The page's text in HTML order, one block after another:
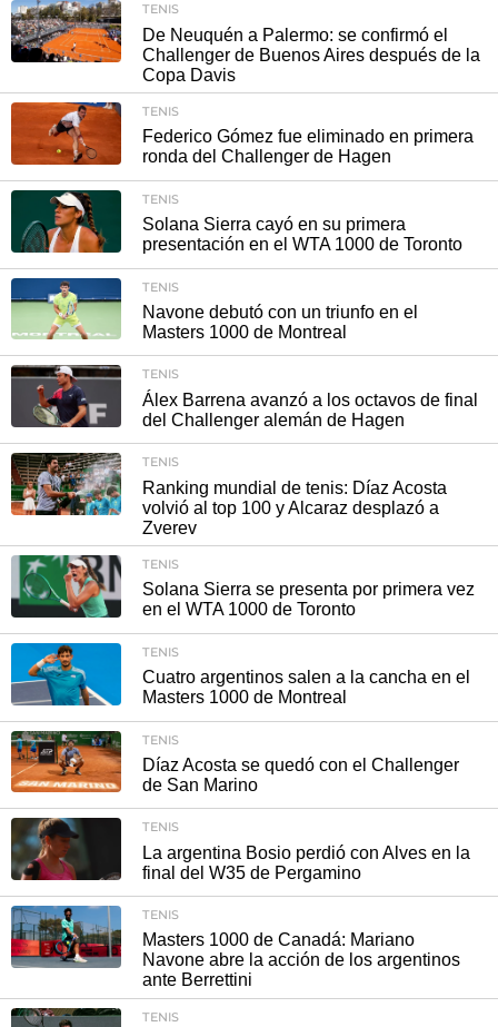
TENIS
De Neuquén a Palermo: se confirmó el
Challenger de Buenos Aires después de la
Copa Davis
TENIS
Federico Gómez fue eliminado en primera
ronda del Challenger de Hagen
TENIS
Solana Sierra cayó en su primera
presentación en el WTA 1000 de Toronto
TENIS
Navone debutó con un triunfo en el
Masters 1000 de Montreal
TENIS
Álex Barrena avanzó a los octavos de final
del Challenger alemán de Hagen
TENIS
Ranking mundial de tenis: Díaz Acosta
volvió al top 100 y Alcaraz desplazó a
Zverev
TENIS
Solana Sierra se presenta por primera vez
en el WTA 1000 de Toronto
TENIS
Cuatro argentinos salen a la cancha en el
Masters 1000 de Montreal
TENIS
Díaz Acosta se quedó con el Challenger
de San Marino
TENIS
La argentina Bosio perdió con Alves en la
final del W35 de Pergamino
TENIS
Masters 1000 de Canadá: Mariano
Navone abre la acción de los argentinos
ante Berrettini
TENIS